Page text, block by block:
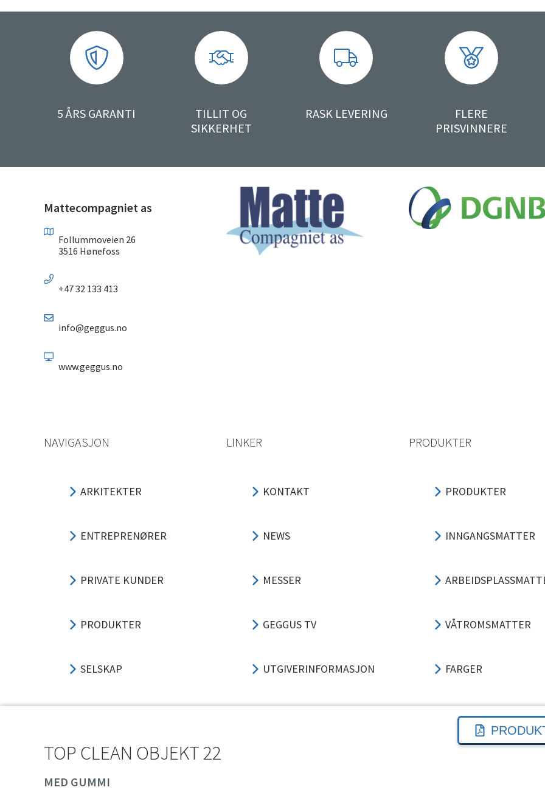
TOP CLEAN OBJEKT 22
MED GUMMI
5 ÅRS GARANTI
TILLIT OG
SIKKERHET
RASK LEVERING
FLERE
PRISVINNERE
Mattecompagniet as
Follummoveien 26
3516 Hønefoss
+47 32 133 413
info@geggus.no
www.geggus.no
NAVIGASJON
ARKITEKTER
ENTREPRENØRER
PRIVATE KUNDER
PRODUKTER
SELSKAP
LINKER
KONTAKT
NEWS
MESSER
GEGGUS TV
UTGIVERINFORMASJON
PRODUKTER
PRODUKTER
INNGANGSMATTER
VÅTROMSMATTER
FARGER
3-TRINNS LØSNING